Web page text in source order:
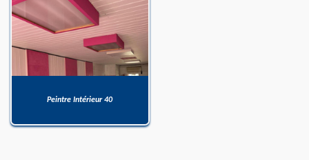
Peintre Intérieur 40